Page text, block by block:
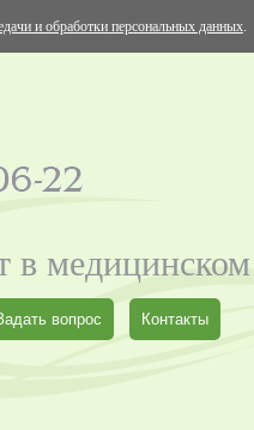
и обработки персональных данных.
в
вопрос Контакты